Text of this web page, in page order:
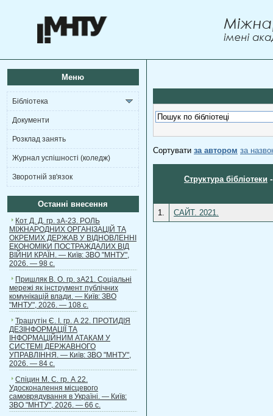
Меню
Бібліотека
Документи
Розклад занять
Журнал успішності (коледж)
Зворотній зв'язок
Останні внесення
Кот Д. Д. гр. зА-23. РОЛЬ
МІЖНАРОДНИХ ОРГАНІЗАЦІЙ ТА
ОКРЕМИХ ДЕРЖАВ У ВІДНОВЛЕННІ
ЕКОНОМІКИ ПОСТРАЖДАЛИХ ВІД
ВІЙНИ КРАЇН. — Київ: ЗВО "МНТУ",
2026. — 98 с.
Пришляк В. О. гр. зА21. Соціальні
мережі як інструмент публічних
комунікацій влади. — Київ: ЗВО
"МНТУ", 2026. — 108 с.
Трашутін Є. І. гр. А 22. ПРОТИДІЯ
ДЕЗІНФОРМАЦІЇ ТА
ІНФОРМАЦІЙНИМ АТАКАМ У
СИСТЕМІ ДЕРЖАВНОГО
УПРАВЛІННЯ. — Київ: ЗВО "МНТУ",
2026. — 84 с.
Спіцин М. С. гр. А 22.
Удосконалення місцевого
самоврядування в Україні. — Київ:
ЗВО "МНТУ", 2026. — 66 с.
Сортувати за автором за
Структура бібліотеки
1. САЙТ. 2021.